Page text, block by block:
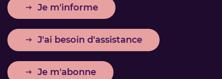
Je m'informe
J'ai besoin d'assistance
Je m'abonne